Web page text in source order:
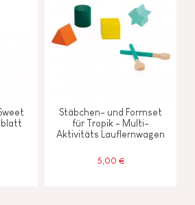
Stäbchen- und Formset
für Tropik - Multi-
Aktivitäts Lauflernwagen
5,00 €